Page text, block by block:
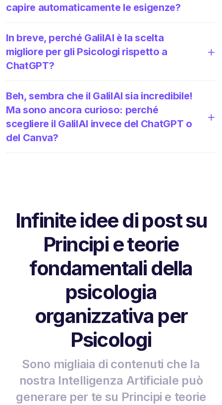
capire automaticamente le esigenze?
In breve, perché GalilAI è la scelta
migliore per gli Psicologi rispetto a
ChatGPT?
Beh, sembra che il GalilAI sia incredibile!
Ma sono ancora curioso: perché
scegliere il GalilAI invece del ChatGPT o
del Canva?
Infinite idee di post su
Principi e teorie
fondamentali della
psicologia
organizzativa per
Psicologi
Sono migliaia di contenuti che la
nostra Intelligenza Artificiale può
generare per te su Principi e teorie